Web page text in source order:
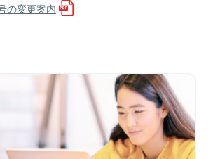
の変更案内